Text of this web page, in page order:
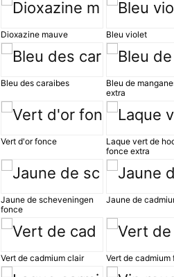
Dioxazine mauve Bleu violet
Bleu des caraibes
Bleu de
extra
Vert d'or fonce
Laque vert de
fonce extra
Jaune de scheveningen
fonce
Jaune de
Vert de cadmium clair Vert de cadmium